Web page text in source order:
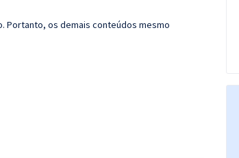
Portanto, os demais conteúdos mesmo